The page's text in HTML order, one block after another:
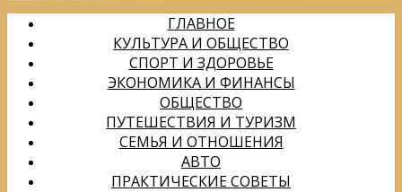
ГЛАВНОЕ
КУЛЬТУРА И ОБЩЕСТВО
СПОРТ И ЗДОРОВЬЕ
ЭКОНОМИКА И ФИНАНСЫ
ОБЩЕСТВО
ПУТЕШЕСТВИЯ И ТУРИЗМ
СЕМЬЯ И ОТНОШЕНИЯ
АВТО
ПРАКТИЧЕСКИЕ СОВЕТЫ